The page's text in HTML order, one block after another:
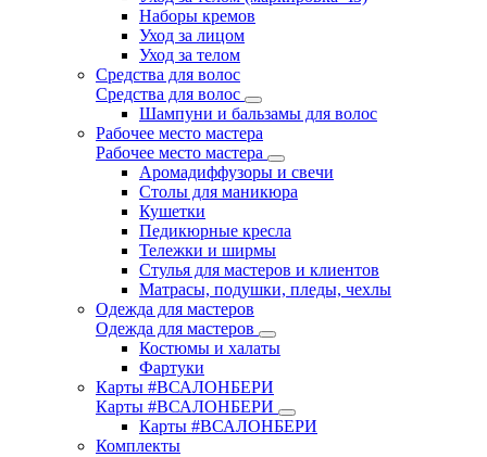
Наборы кремов
Уход за лицом
Уход за телом
Средства для волос
Средства для волос
Шампуни и бальзамы для волос
Рабочее место мастера
Рабочее место мастера
Аромадиффузоры и свечи
Столы для маникюра
Кушетки
Педикюрные кресла
Тележки и ширмы
Стулья для мастеров и клиентов
Матрасы, подушки, пледы, чехлы
Одежда для мастеров
Одежда для мастеров
Костюмы и халаты
Фартуки
Карты #ВСАЛОНБЕРИ
Карты #ВСАЛОНБЕРИ
Карты #ВСАЛОНБЕРИ
Комплекты